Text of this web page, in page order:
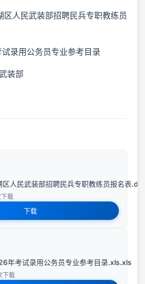
区人民武装部招聘民兵专职教练员
录用公务员专业参考目录
装部
区人民武装部招聘民兵专职教练员报名表
载
下载
年考试录用公务员专业参考目录.xls.xls
下载